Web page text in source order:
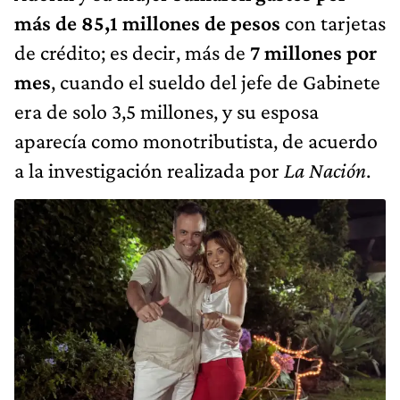
más de 85,1 millones de pesos con tarjetas
de crédito; es decir, más de 7 millones por
mes, cuando el sueldo del jefe de Gabinete
era de solo 3,5 millones, y su esposa
aparecía como monotributista, de acuerdo
a la investigación realizada por La Nación.